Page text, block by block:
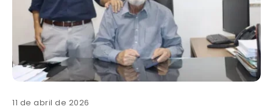
11 de abril de 2026